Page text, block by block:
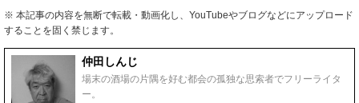
※ 本記事の内容を無断で転載・動画化し、YouTubeやブログなどにアップロード
することを固く禁じます。
仲田しんじ
場末の酒場の片隅を好む都会の孤独な思索者でフリーライタ
ー。